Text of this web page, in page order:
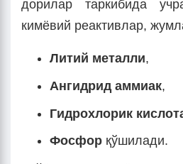
дорилар таркибида
кимёвий реактивлар,
Литий металли,
Ангидрид аммиак,
Гидрохлорик
Фосфор қўшилади.